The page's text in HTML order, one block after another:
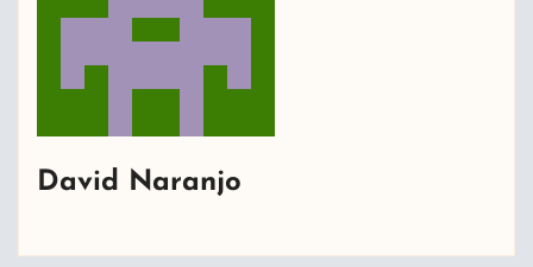
David Naranjo